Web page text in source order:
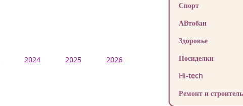
2024 2025
2026
Спорт
АВтобан
Здоровье
Посиделки
Hi-tech
Ремонт и